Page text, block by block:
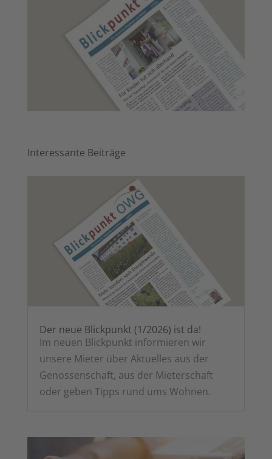
Inter­es­san­te Beiträge
Der neue Blick­punkt (1/2026) ist da!
Im neu­en Blick­punkt infor­mie­ren wir
unse­re Mie­ter über Aktu­el­les aus der
Genos­sen­schaft, aus der Mie­ter­schaft
oder geben Tipps rund ums Wohnen.